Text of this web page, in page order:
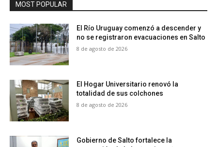
MOST POPULAR
El Río Uruguay comenzó a descender y
no se registraron evacuaciones en Salto
8 de agosto de 2026
El Hogar Universitario renovó la
totalidad de sus colchones
8 de agosto de 2026
Gobierno de Salto fortalece la